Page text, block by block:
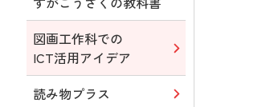
学び！と美術
道徳
図画工作科での
ICT活用アイデア
読み物プラス